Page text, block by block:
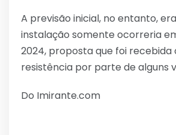
A previsão inicial, no entanto,
instalação somente ocorreria
2024, proposta que foi recebida
resistência por parte de alguns
Do Imirante.com